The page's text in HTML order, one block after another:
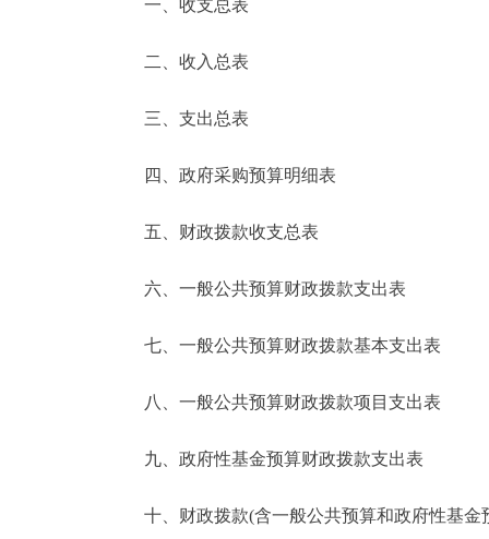
参与调查
走进北京
北京概况
绿色北京
ENGLISH
一、收支总表
二、收入总表
三、支出总表
四、政府采购预算明细表
五、财政拨款收支总表
六、一般公共预算财政拨款支出表
七、一般公共预算财政拨款基本支出表
八、一般公共预算财政拨款项目支出表
九、政府性基金预算财政拨款支出表
十、财政拨款(含一般公共预算和政府性基金